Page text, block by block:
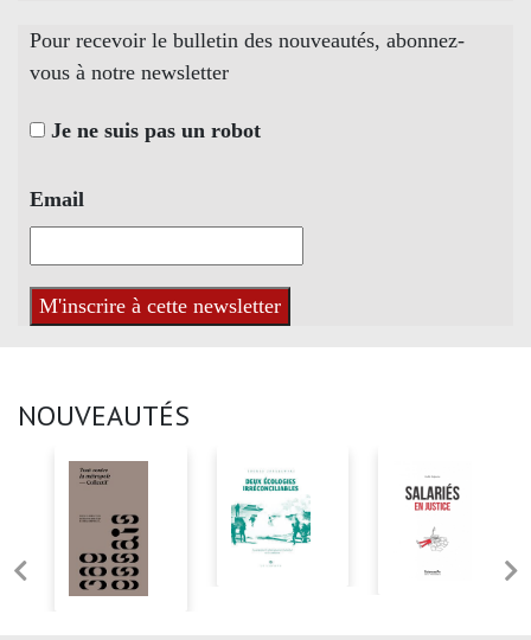
Pour recevoir le bulletin des nouveautés, abonnez-
vous à notre newsletter
Je ne suis pas un robot
Email
NOUVEAUTÉS